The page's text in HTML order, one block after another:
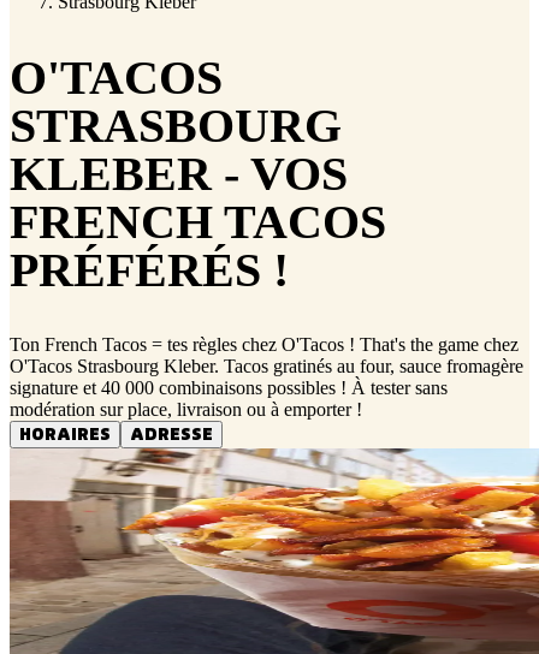
O'TACOS
STRASBOURG
KLEBER - VOS
FRENCH TACOS
PRÉFÉRÉS !
Ton French Tacos = tes règles chez O'Tacos ! That's the game chez
O'Tacos Strasbourg Kleber. Tacos gratinés au four, sauce fromagère
signature et 40 000 combinaisons possibles ! À tester sans
modération sur place, livraison ou à emporter !
HORAIRES
ADRESSE